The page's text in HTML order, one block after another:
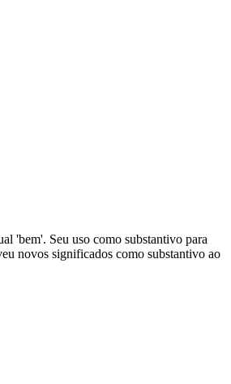
'bem'. Seu uso como substantivo para
novos significados como substantivo ao